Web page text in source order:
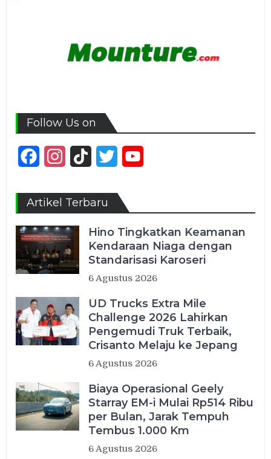
Follow Us on
FacebookInstagram
TikTok Twitter
Artikel Terbaru
Hino Tingkatkan Keamanan
Kendaraan Niaga dengan
Standarisasi Karoseri
6 Agustus 2026
UD Trucks Extra Mile
Challenge 2026 Lahirkan
Pengemudi Truk Terbaik,
Crisanto Melaju ke Jepang
6 Agustus 2026
Biaya Operasional Geely
Starray EM-i Mulai Rp514 Ribu
per Bulan, Jarak Tempuh
Tembus 1.000 Km
6 Agustus 2026